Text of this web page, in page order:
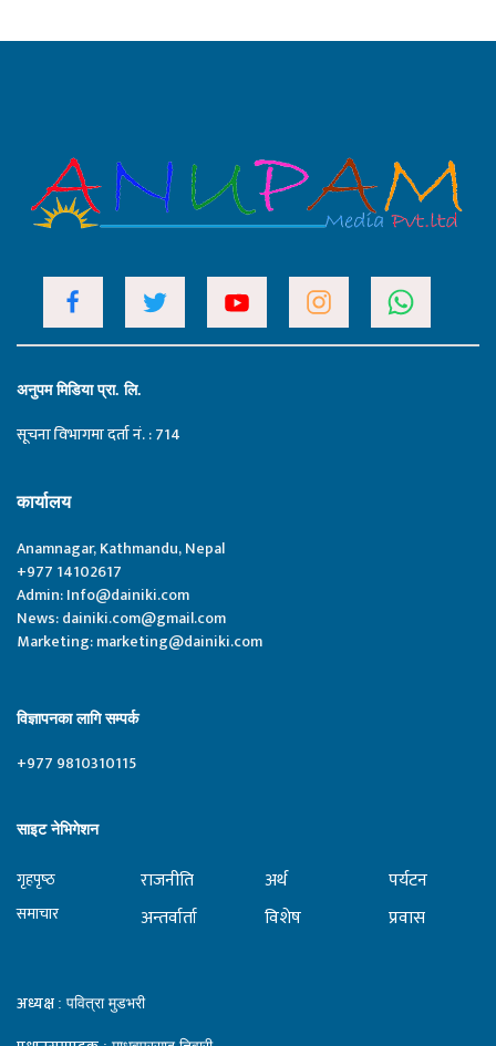
अनुपम मिडिया प्रा. लि.
सूचना विभागमा दर्ता नं. : 714
कार्यालय
Anamnagar, Kathmandu, Nepal
+977 14102617
Admin:Info@dainiki.com
News:dainiki.com@gmail.com
Marketing:marketing@dainiki.com
विज्ञापनका लागि सम्पर्क
+977 9810310115
साइट नेभिगेशन
गृहपृष्‍ठ
समाचार
राजनीति
अन्तर्वार्ता
अर्थ
विशेष
पर्यटन
प्रवास
अध्यक्ष : पवित्रा मुडभरी